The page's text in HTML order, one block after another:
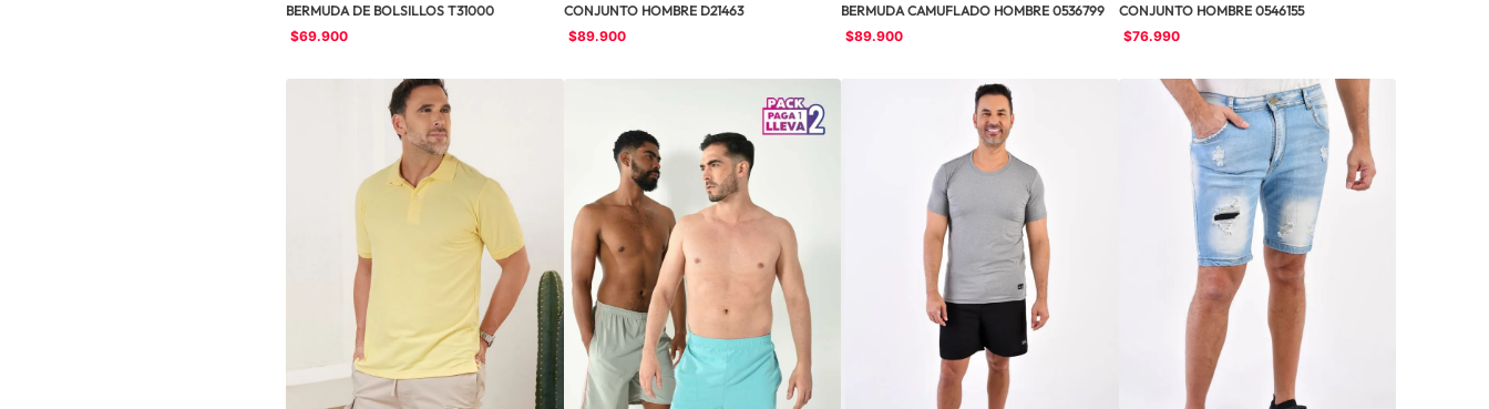
BERMUDA DE BOLSILLOS T31000
$69.900
CONJUNTO HOMBRE D21463
$89.900
BERMUDA CAMUFLADO HOMBRE 0536799
$89.900
CONJUNTO HOMBRE 0546155
$76.990